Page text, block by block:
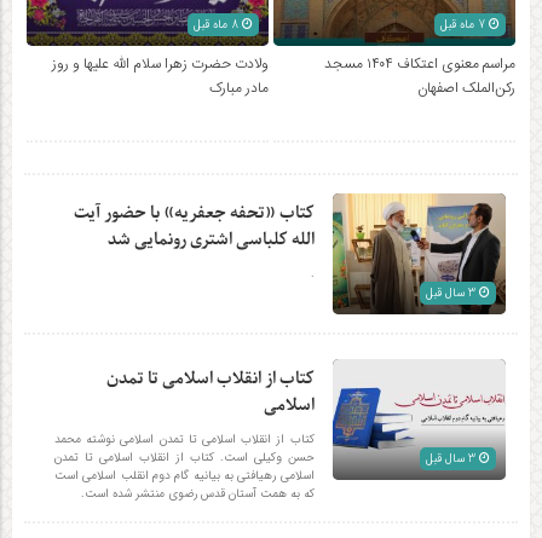
7 ماه قبل
مراسم معنوی اعتکاف ۱۴۰۴ مسجد
رکن‌الملک اصفهان
ولادت حضرت زهرا سلام الله علیها و روز
مادر مبارک
کتاب «تحفه جعفریه» با حضور آیت
الله کلباسی اشتری رونمایی شد
.
کتاب از انقلاب اسلامی تا تمدن
اسلامی
کتاب از انقلاب اسلامی تا تمدن اسلامی نوشته محمد
حسن وکیلی است. کتاب از انقلاب اسلامی تا تمدن
اسلامی رهیافتی به بیانیه گام دوم انقلب اسلامی است
که به همت آستان قدس رضوی منتشر شده است.